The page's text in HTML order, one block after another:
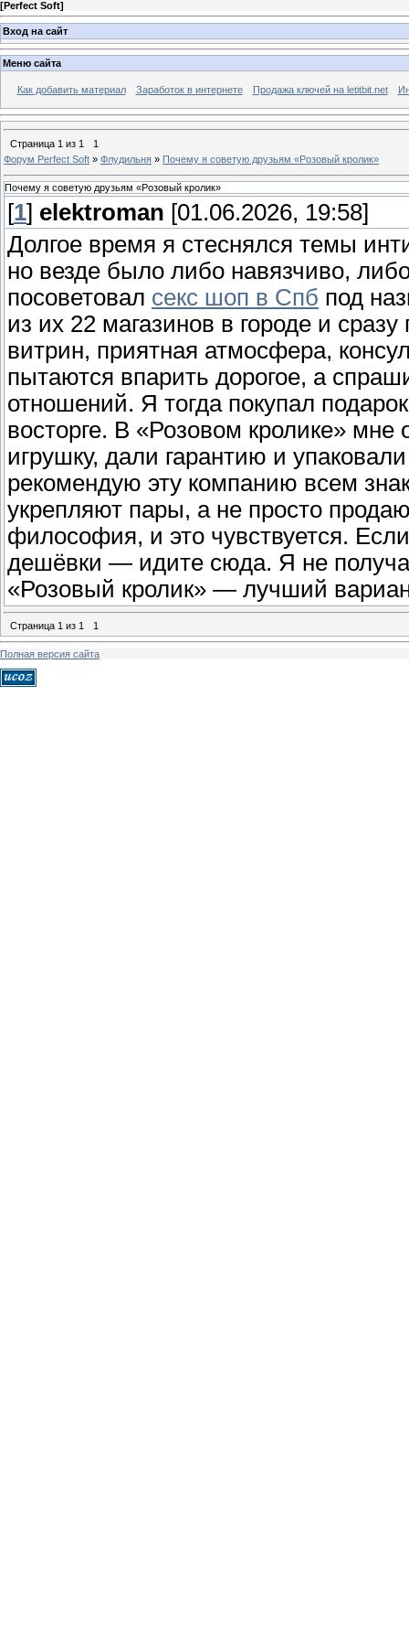
[Perfect Soft]
Вход на сайт
Меню сайта
Как добавить материал Заработок в интернете Продажа ключей на letitbit.net
Страница 1 из 1
1
Форум Perfect Soft » Флудильня » Почему я советую друзьям «Розовый кролик»
Почему я советую друзьям «Розовый кролик»
[1] elektroman [01.06.2026, 19:58]
Долгое время я стеснялся темы
но везде было либо навязчиво,
посоветовал секс шоп в Спб под
из их 22 магазинов в городе и
витрин, приятная атмосфера,
пытаются впарить дорогое, а
отношений. Я тогда покупал
восторге. В «Розовом кролике»
игрушку, дали гарантию и
рекомендую эту компанию всем
укрепляют пары, а не просто
философия, и это чувствуется.
дешёвки — идите сюда. Я не
«Розовый кролик» — лучший
Страница 1 из 1 1
Полная версия сайта